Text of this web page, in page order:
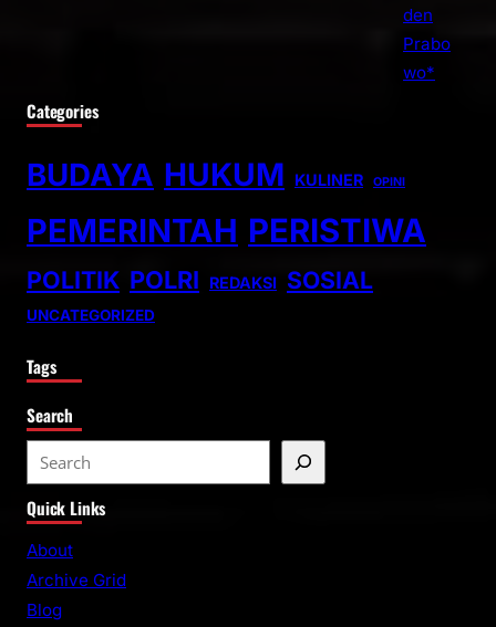
Categories
BUDAYA HUKUM KULINER OPINI
PEMERINTAH PERISTIWA
POLITIK POLRI REDAKSI SOSIAL
UNCATEGORIZED
Tags
Search
e
a
r
Quick Links
About
Archive Grid
Blog